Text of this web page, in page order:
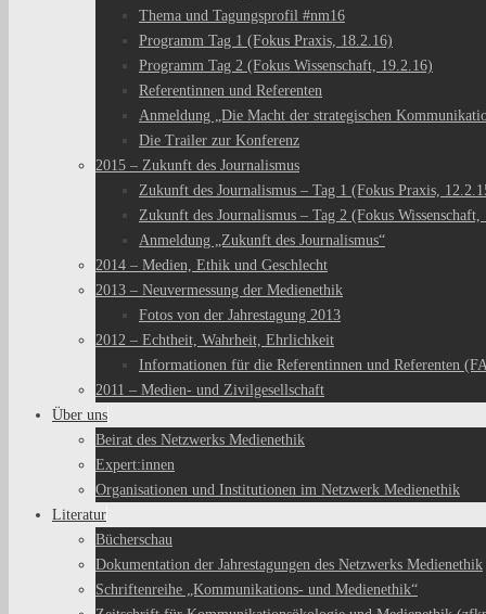
Thema und Tagungsprofil #nm16
Programm Tag 1 (Fokus Praxis, 18.2.16)
Programm Tag 2 (Fokus Wissenschaft, 19.2.16)
Referentinnen und Referenten
Anmeldung „Die Macht der strategischen
Die Trailer zur Konferenz
2015 – Zukunft des Journalismus
Zukunft des Journalismus – Tag 1 (Fokus Praxis,
Zukunft des Journalismus – Tag 2 (Fokus Wissenschaft,
Anmeldung „Zukunft des Journalismus“
2014 – Medien, Ethik und Geschlecht
2013 – Neuvermessung der Medienethik
Fotos von der Jahrestagung 2013
2012 – Echtheit, Wahrheit, Ehrlichkeit
Informationen für die Referentinnen und Referenten
2011 – Medien- und Zivilgesellschaft
Über uns
Beirat des Netzwerks Medienethik
Expert:innen
Organisationen und Institutionen im Netzwerk Medienethik
Literatur
Bücherschau
Dokumentation der Jahrestagungen des Netzwerks Medienethik
Schriftenreihe „Kommunikations- und Medienethik“